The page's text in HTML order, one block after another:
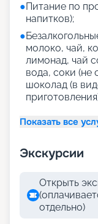
●Питание по
напитков);
●
молоко, чай,
лимонад, чай
вода, соки (не
шоколад (в
Показать все
Экскурсии
Открыть
отдельно)